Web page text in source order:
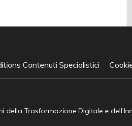
Contenuti Specialistici
Trasformazione Digitale e